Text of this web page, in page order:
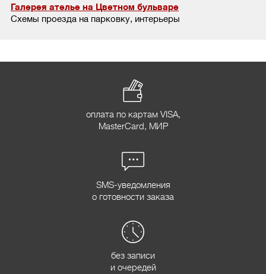
Галерея ателье на Цветном бульваре
Схемы проезда на парковку, интерьеры
оплата по картам VISA,
MasterCard, МИР
SMS-уведомления
о готовности заказа
без записи
и очередей